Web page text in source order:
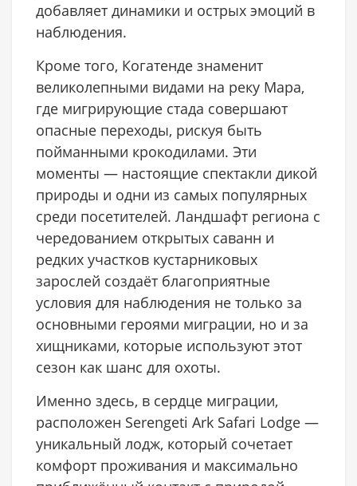
добавляет динамики и острых эмоций в
наблюдения.
Кроме того, Когатенде знаменит
великолепными видами на реку Мара,
где мигрирующие стада совершают
опасные переходы, рискуя быть
пойманными крокодилами. Эти
моменты — настоящие спектакли дикой
природы и одни из самых популярных
среди посетителей. Ландшафт региона с
чередованием открытых саванн и
редких участков кустарниковых
зарослей создаёт благоприятные
условия для наблюдения не только за
основными героями миграции, но и за
хищниками, которые используют этот
сезон как шанс для охоты.
Именно здесь, в сердце миграции,
расположен Serengeti Ark Safari Lodge —
уникальный лодж, который сочетает
комфорт проживания и максимально